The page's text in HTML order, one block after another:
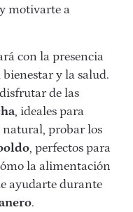
motivarte a
con la presencia
y la salud.
de las
, ideales para
probar los
, perfectos para
la alimentación
ayudarte durante
.